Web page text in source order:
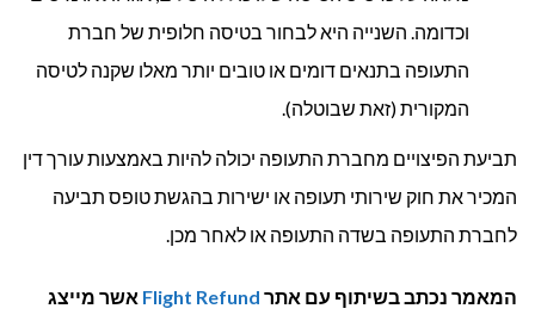
וכדומה. השנייה היא לבחור בטיסה חלופית של חברת
התעופה בתנאים דומים או טובים יותר מאלו שקנה לטיסה
המקורית (זאת שבוטלה).
תביעת הפיצויים מחברת התעופה יכולה להיות באמצעות עורך דין
המכיר את חוק שירותי תעופה או ישירות בהגשת טופס תביעה
לחברת התעופה בשדה התעופה או לאחר מכן.
המאמר נכתב בשיתוף עם אתר Flight Refund אשר מייצג